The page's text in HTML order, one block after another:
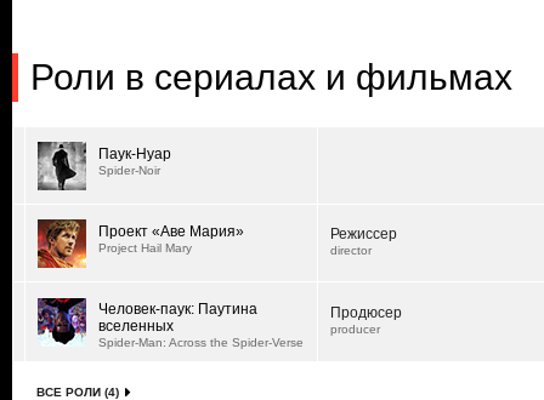
Роли в сериалах и фильмах
Паук-Нуар
Spider-Noir
Проект «Аве Мария»
Project Hail Mary
Режиссер
director
Человек-паук: Паутина
вселенных
Spider-Man: Across the Spider-Verse
Продюсер
producer
ВСЕ РОЛИ (4)